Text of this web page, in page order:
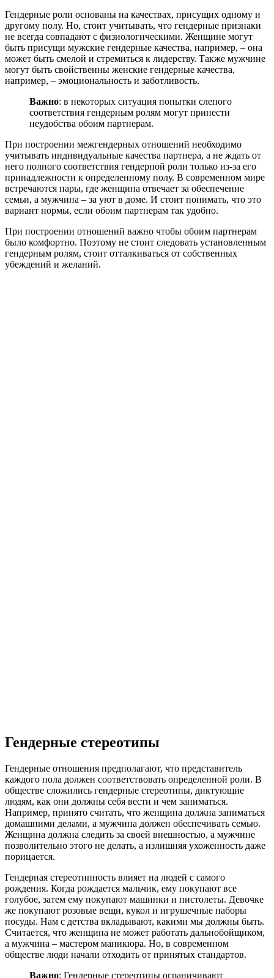
Гендерные роли основаны на качествах, присущих одному и
другому полу. Но, стоит учитывать, что гендерные признаки
не всегда совпадают с физиологическими. Женщине могут
быть присущи мужские гендерные качества, например, – она
может быть смелой и стремиться к лидерству. Также мужчине
могут быть свойственны женские гендерные качества,
например, – эмоциональность и заботливость.
Важно: в некоторых ситуация попытки слепого
соответствия гендерным ролям могут принести
неудобства обоим партнерам.
При построении межгендерных отношений необходимо
учитывать индивидуальные качества партнера, а не ждать от
него полного соответствия гендерной роли только из-за его
принадлежности к определенному полу. В современном мире
встречаются пары, где женщина отвечает за обеспечение
семьи, а мужчина – за уют в доме. И стоит понимать, что это
вариант нормы, если обоим партнерам так удобно.
При построении отношений важно чтобы обоим партнерам
было комфортно. Поэтому не стоит следовать установленным
гендерным ролям, стоит отталкиваться от собственных
убеждений и желаний.
Гендерные стереотипы
Гендерные отношения предполагают, что представитель
каждого пола должен соответствовать определенной роли. В
обществе сложились гендерные стереотипы, диктующие
людям, как они должны себя вести и чем заниматься.
Например, принято считать, что женщина должна заниматься
домашними делами, а мужчина должен обеспечивать семью.
Женщина должна следить за своей внешностью, а мужчине
позволительно этого не делать, а излишняя ухоженность даже
порицается.
Гендерная стереотипность влияет на людей с самого
рождения. Когда рождается мальчик, ему покупают все
голубое, затем ему покупают машинки и пистолеты. Девочке
же покупают розовые вещи, кукол и игрушечные наборы
посуды. Нам с детства вкладывают, какими мы должны быть.
Считается, что женщина не может работать дальнобойщиком,
а мужчина – мастером маникюра. Но, в современном
обществе люди начали отходить от принятых стандартов.
Важно: Гендерные стереотипы ограничивают